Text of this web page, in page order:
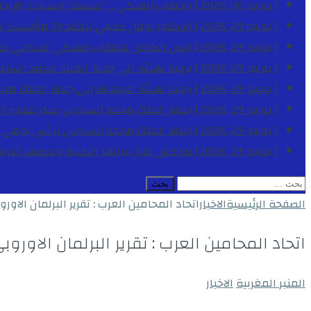
[ يوليو 30, 2026 ]
الخطاب الملكي .. “فلسفة السيادة
[ يوليو 29, 2026 ]
الدكتور نوفل كديلي يتفقد 39 مؤسسة تعليمية بجهة الدار البيضاء-سطات خلال الموسم الدراسي 2025-2026
[ يوليو 29, 2026 ]
النص الكامل للخطاب الملكي السامي بمناسبة الذكرى
[ يوليو 29, 2026 ]
برقية تهنئة الى جلالة الملك محمد
[ يوليو 29, 2026 ]
برقية تهنئة مرفوعة إلى جلالة الملك
[ يوليو 29, 2026 ]
جلالة الملك محمد السادس يصدر عفوه السامي على 1788 شخصا
[ يوليو 29, 2026 ]
جلالة الملك محمد السادس يترأس
[ يوليو 29, 2026 ]
مراكش تعزز بنياتها التحتية وعرضها
البحث
عن:
الصفحة الرئيسيةالاخباراتحاد المحامين العرب : تقرير البرلمان
اتحاد المحامين العرب : تقرير البرلمان
المنبر المغربيةالاخبار